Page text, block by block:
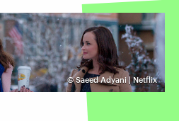
©Saeed Adyani | Netflix